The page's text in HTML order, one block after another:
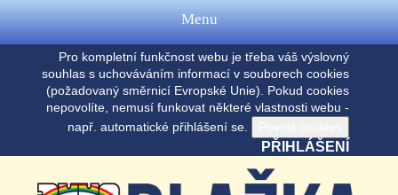
Pro kompletní funkčnost webu je třeba váš výslovný
souhlas s uchováváním informací v souborech cookies
(požadovaný směrnicí Evropské Unie). Pokud cookies
nepovolíte, nemusí funkovat některé vlastnosti webu -
např. automatické přihlášení se.
PŘIHLÁŠENÍ